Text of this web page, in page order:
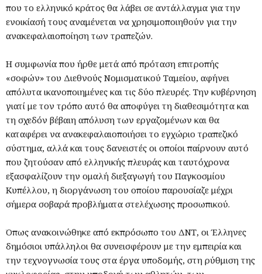
που το ελληνικό κράτος θα λάβει σε αντάλλαγμα για την
ενοικίασή τους αναμένεται να χρησιμοποιηθούν για την
ανακεφαλαιοποίηση των τραπεζών.
Η συμφωνία που ήρθε μετά από πρόταση επιτροπής
«σοφών» του Διεθνούς Νομισματικού Ταμείου, αφήνει
απόλυτα ικανοποιημένες και τις δύο πλευρές. Την κυβέρνηση
γιατί με τον τρόπο αυτό θα αποφύγει τη διαθεσιμότητα και
τη σχεδόν βέβαιη απόλυση των εργαζομένων και θα
καταφέρει να ανακεφαλαιοποιήσει το εγχώριο τραπεζικό
σύστημα, αλλά και τους δανειστές οι οποίοι παίρνουν αυτό
που ζητούσαν από ελληνικής πλευράς και ταυτόχρονα
εξασφαλίζουν την ομαλή διεξαγωγή του Παγκοσμίου
Κυπέλλου, η διοργάνωση του οποίου παρουσίαζε μέχρι
σήμερα σοβαρά προβλήματα στελέχωσης προσωπικού.
Όπως ανακοινώθηκε από εκπρόσωπο του ΔΝΤ, οι Έλληνες
δημόσιοι υπάλληλοι θα συνεισφέρουν με την εμπειρία και
την τεχνογνωσία τους στα έργα υποδομής, στη ρύθμιση της